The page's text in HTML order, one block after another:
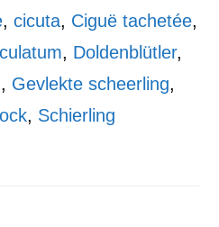
,cicuta, Ciguë tachetée,
, Doldenblütler,
, Gevlekte scheerling,
, Schierling